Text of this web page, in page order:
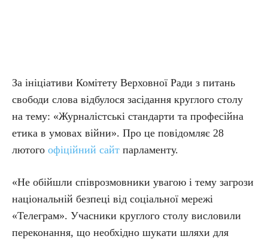
За ініціативи Комітету Верховної Ради з питань
свободи слова відбулося засідання круглого столу
на тему: «Журналістські стандарти та професійна
етика в умовах війни». Про це повідомляє 28
лютого офіційний сайт парламенту.
«Не обійшли співрозмовники увагою і тему загрози
національній безпеці від соціальної мережі
«Телеграм». Учасники круглого столу висловили
переконання, що необхідно шукати шляхи для